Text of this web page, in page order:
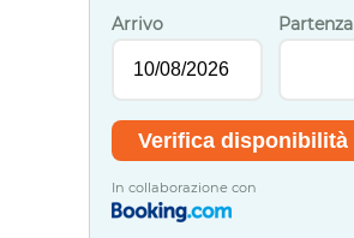
Arrivo Partenza
In collaborazione con